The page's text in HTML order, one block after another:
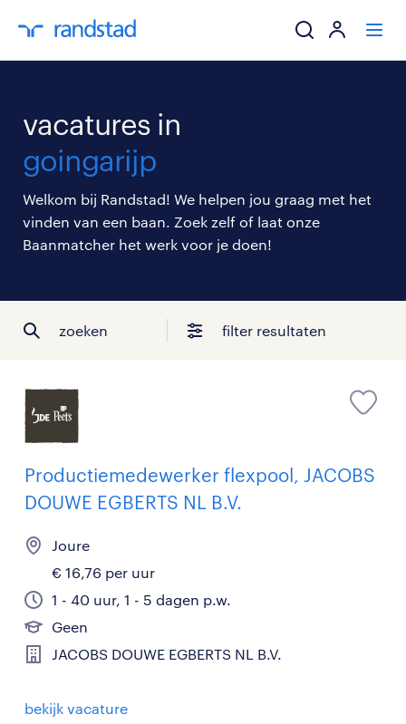
mijn carrière
over randstad
vacatures in
goingarijp
Welkom bij Randstad! We helpen jou graag met het
vinden van een baan. Zoek zelf of laat onze
Baanmatcher het werk voor je doen!
zoeken filter resultaten
Productiemedewerker flexpool, JACOBS
DOUWE EGBERTS NL B.V.
Joure
€ 16,76 per uur
1 - 40 uur, 1 - 5 dagen p.w.
Geen
JACOBS DOUWE EGBERTS NL B.V.
bekijk vacature